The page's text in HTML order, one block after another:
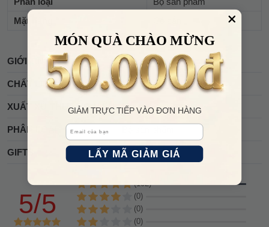
Mặt hàng
GIỚI TÍNH Unisex
CHẤT LIỆU Da cao cấp
XUẤT XỨ THƯƠNG HIỆU Mỹ
PHÂN LOẠI
GIFTS Set Quà tặng
5/5
(102)
(0)
(0)
(0)
MÓN QUÀ CHÀO MỪNG
GIẢM TRỰC TIẾP VÀO ĐƠN HÀNG
Email
LẤY MÃ GIẢM GIÁ